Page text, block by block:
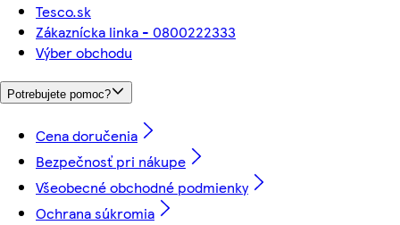
Tesco.sk
Zákaznícka linka - 0800222333
Výber obchodu
Potrebujete pomoc?
Cena doručenia
Bezpečnosť pri nákupe
Všeobecné obchodné podmienky
Ochrana súkromia